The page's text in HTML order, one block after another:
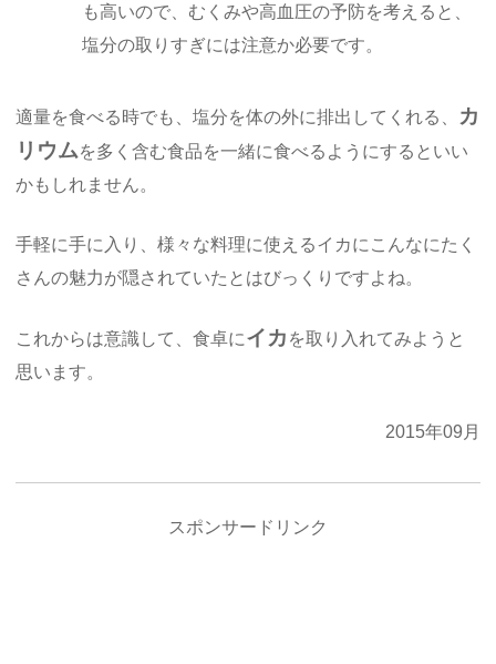
も高いので、むくみや高血圧の予防を考えると、
塩分の取りすぎには注意か必要です。
適量を食べる時でも、塩分を体の外に排出してくれる、 カ
リウムを多く含む食品を一緒に食べるようにするといい
かもしれません。
手軽に手に入り、様々な料理に使えるイカにこんなにたく
さんの魅力が隠されていたとはびっくりですよね。
これからは意識して、食卓にイカ を取り入れてみようと
思います。
2015年09月
スポンサードリンク